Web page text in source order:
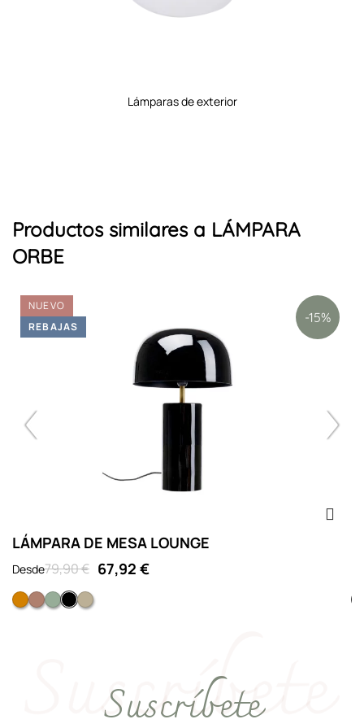
lámparas de exterior
Productos similares a LÁMPARA
ORBE
LÁMPARA DE MESA LOUNGE
Desde79,90 € 67,92 €
CurryTerracota
Verde sage
NegroCrudo
NUEVO
-15%
REBAJAS
Suscríbete